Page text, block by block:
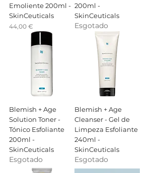
Emoliente 200ml -
SkinCeuticals
Preço
44,00 €
200ml -
SkinCeuticals
Esgotado
Blemish + Age
Solution Toner -
Tónico Esfoliante
200ml -
SkinCeuticals
Esgotado
Blemish + Age
Cleanser - Gel de
Limpeza Esfoliante
240ml -
SkinCeuticals
Esgotado